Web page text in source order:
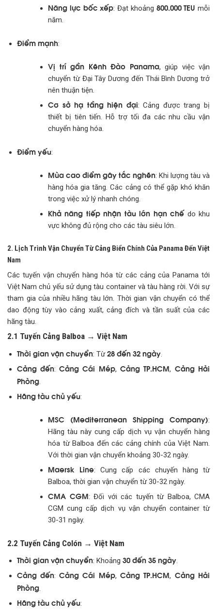
Năng lực bốc xếp: Đạt khoảng 800.000 TEU mỗi
năm.
Điểm mạnh:
Vị trí gần Kênh Đào Panama, giúp việc vận
chuyển từ Đại Tây Dương đến Thái Bình Dương trở
nên thuận tiện.
Cơ sở hạ tầng hiện đại: Cảng được trang bị
thiết bị tiên tiến. Hỗ trợ tối đa các nhu cầu vận
chuyển hàng hóa.
Điểm yếu:
Mùa cao điểm gây tắc nghẽn: Khi lượng tàu và
hàng hóa gia tăng. Các cảng có thể gặp khó khăn
trong việc xử lý nhanh chóng.
Khả năng tiếp nhận tàu lớn hạn chế do khu
vực không đủ rộng cho các tàu siêu lớn.
2. Lịch Trình Vận Chuyển Từ Cảng Biển Chính Của Panama Đến Việt
Nam
Các tuyến vận chuyển hàng hóa từ các cảng của Panama tới
Việt Nam chủ yếu sử dụng tàu container và tàu hàng rời. Với sự
tham gia của nhiều hãng tàu lớn. Thời gian vận chuyển có thể
dao động tùy vào cảng xuất, cảng đích và tần suất của các
hãng tàu.
2.1 Tuyến Cảng Balboa → Việt Nam
Thời gian vận chuyển: Từ28 đến 32 ngày.
Cảng đến:Cảng Cái Mép,Cảng TP.HCM, Cảng Hải
Phòng.
Hãng tàu chủ yếu:
MSC (Mediterranean Shipping Company):
Hãng tàu này cung cấp dịch vụ vận chuyển hàng
hóa từ Balboa đến các cảng chính của Việt Nam.
Với thời gian vận chuyển khoảng 30-32 ngày.
Maersk Line: Cung cấp các chuyến hàng từ
Balboa, thời gian vận chuyển từ 30-32 ngày.
CMA CGM: Đối với các tuyến từ Balboa, CMA
CGM cung cấp dịch vụ vận chuyển container từ
30-31 ngày.
2.2 Tuyến Cảng Colón → Việt Nam
Thời gian vận chuyển: Khoảng 30 đến 35 ngày.
Cảng đến:Cảng Cái Mép,Cảng TP.HCM, Cảng Hải
Phòng.
Hãng tàu chủ yếu: